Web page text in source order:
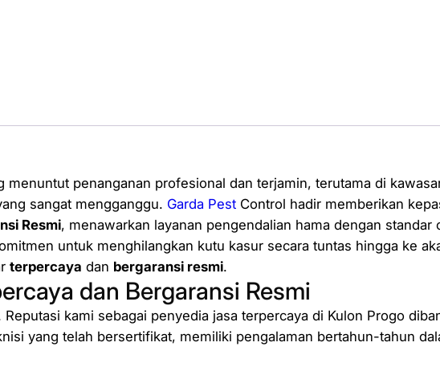
i
s
P
e
m
b
a
s
m
menuntut penanganan profesional dan terjamin, terutama di
sangat mengganggu. Garda Pest Control hadir memberikan
Resmi, menawarkan layanan pengendalian hama dengan
untuk menghilangkan kutu kasur secara tuntas hingga ke
terpercaya dan bergaransi resmi.
dan Bergaransi Resmi
kami sebagai penyedia jasa terpercaya di Kulon Progo
yang telah bersertifikat, memiliki pengalaman bertahun-tahun